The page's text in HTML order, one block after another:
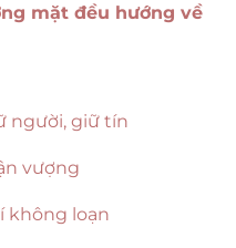
mặt đều hướng về
người, giữ tín
vượng
không loạn